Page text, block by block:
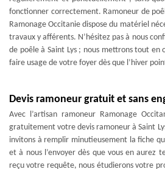
fonctionner correctement. Ramoneur de
Ramonage Occitanie dispose du matériel
travaux y afférents. N’hésitez pas à nous
de poêle à Saint Lys ; nous mettrons tout en
faire usage de votre foyer dès que l’hiver
Devis ramoneur gratuit et sans
Avec l’artisan ramoneur Ramonage
gratuitement votre devis ramoneur à Saint
invitons à remplir minutieusement la fiche
et à nous l’envoyer dès que vous en aurez
reçu votre requête, nous étudierons votre